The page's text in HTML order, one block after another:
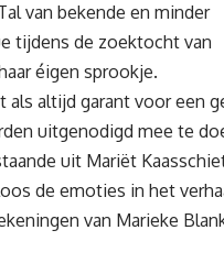
van bekende en minder
tijdens de zoektocht van
éigen sprookje.
als altijd garant voor een
uitgenodigd mee te
uit Mariët
de emoties in het
van Marieke